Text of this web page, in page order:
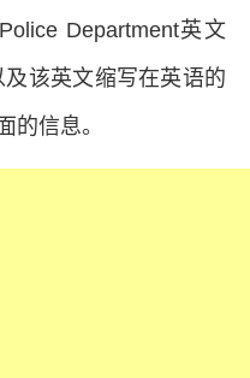
Department英文
该英文缩写在英语的
的信息。